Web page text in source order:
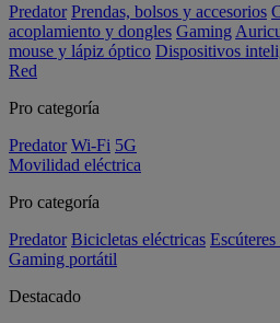
Predator Prendas, bolsos y accesorios
acoplamiento y dongles Gaming
mouse y lápiz óptico Dispositivos
Red
Pro categoría
Predator Wi-Fi 5G
Movilidad eléctrica
Pro categoría
Predator Bicicletas eléctricas
Gaming portátil
Destacado